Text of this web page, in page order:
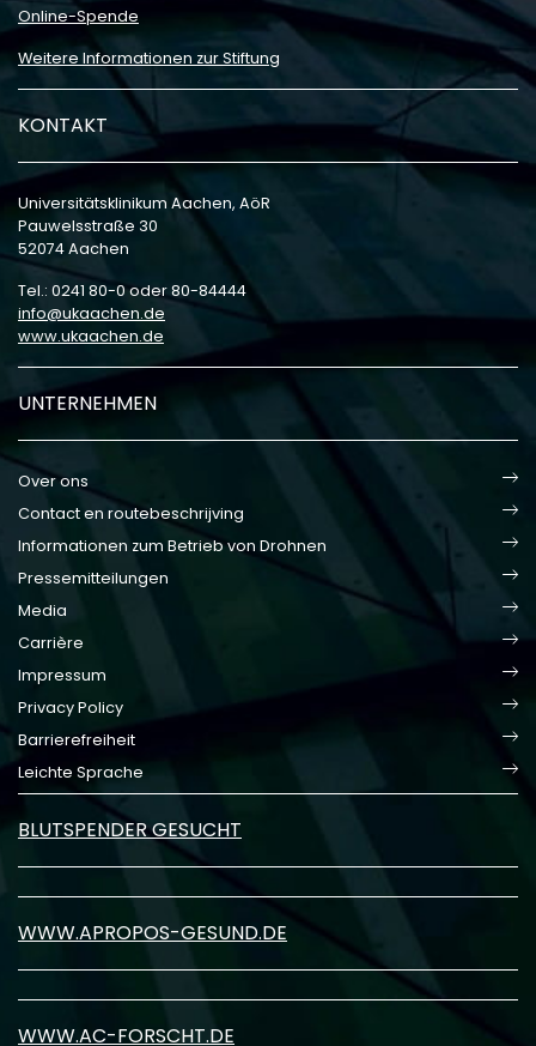
Online-Spende
Weitere Informationen zur Stiftung
KONTAKT
Universitätsklinikum Aachen, AöR
Pauwelsstraße 30
52074 Aachen
Tel.: 0241 80-0 oder 80-84444
info
ukaachen de
www.ukaachen.de
UNTERNEHMEN
Over ons
Contact en routebeschrijving
Informationen zum Betrieb von Drohnen
Pressemitteilungen
Media
Carrière
Impressum
Privacy Policy
Barrierefreiheit
Leichte Sprache
BLUTSPENDER GESUCHT
WWW.APROPOS-GESUND.DE
WWW.AC-FORSCHT.DE